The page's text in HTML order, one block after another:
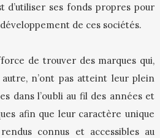
d’utiliser ses fonds propres pour
de ces sociétés.
de trouver des marques qui,
n’ont pas atteint leur plein
dans l’oubli au fil des années et
afin que leur caractère unique
connus et accessibles au